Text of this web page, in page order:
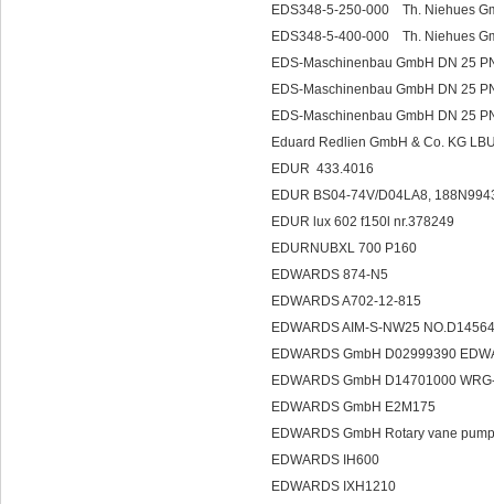
EDS348-5-250-000 Th. Niehues
EDS348-5-400-000 Th. Niehues
EDS-Maschinenbau GmbH DN 25
EDS-Maschinenbau GmbH DN 25
EDS-Maschinenbau GmbH DN 25
Eduard Redlien GmbH & Co. KG
EDUR 433.4016
EDUR BS04-74V/D04LA8,
EDUR lux 602 f150l nr.378249
EDURNUBXL 700 P160
EDWARDS 874-N5
EDWARDS A702-12-815
EDWARDS AIM-S-NW25
EDWARDS GmbH D02999390
EDWARDS GmbH D14701000
EDWARDS GmbH E2M175
EDWARDS GmbH Rotary vane
EDWARDS IH600
EDWARDS IXH1210